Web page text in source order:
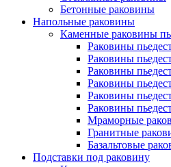
Бетонные раковины
Напольные раковины
Каменные раковины
Раковины
Раковины
Раковины
Раковины
Раковины
Раковины
Мраморные
Гранитные
Базальтовые
Подставки под раковину